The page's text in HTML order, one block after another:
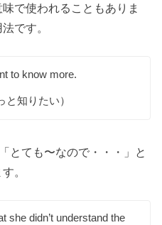
で使われることもありま
です。
to know more.
と知りたい）
とても〜なので・・・」と
。
she didn’t understand the